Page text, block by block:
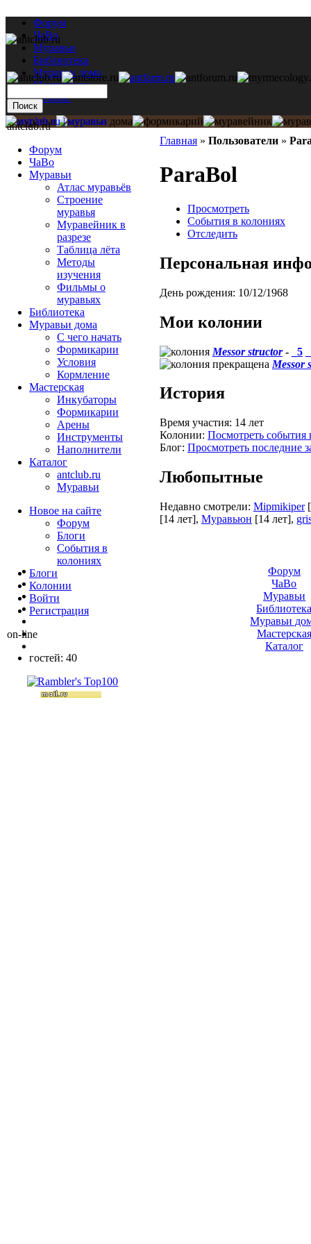
Форум
ЧаВо
Муравьи
Библиотека
Муравьи дома
Мастерская
Каталог
Главная » Пользователи »
ParaBol
Просмотреть
События в колониях
Отследить
Персональная
День рождения: 10/12/1968
Мои колонии
Messor structor- _5
Messor
История
Время участия: 14 лет
Колонии: Посмотреть события
Блог: Просмотреть последние
Любопытные
Недавно смотрели: Mipmikiper
[14 лет], Муравьюн [14 лет],
antclub.ru
Форум
ЧаВо
Муравьи
Атлас муравьёв
Строение
муравья
Муравейник в
разрезе
Таблица лёта
Методы
изучения
Фильмы о
муравьях
Библиотека
Муравьи дома
С чего начать
Формикарии
Условия
Кормление
Мастерская
Инкубаторы
Формикарии
Арены
Инструменты
Наполнители
Каталог
antclub.ru
Муравьи
Новое на сайте
Форум
Блоги
События в
колониях
Блоги
Колонии
Войти
Peгиcтpaция
on-line
гостей: 40
Форум
ЧаВо
Муравьи
Муравьи
Мастерская
Каталог